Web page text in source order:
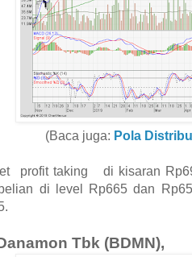
(Baca juga: Pola
profit taking di kisaran
di level Rp665 dan
Tbk (BDMN),